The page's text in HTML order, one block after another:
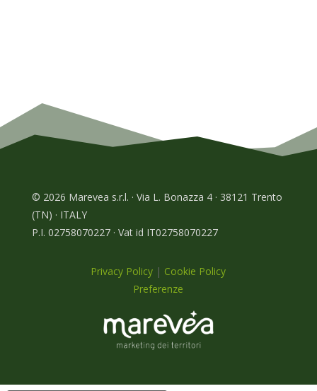
© 2026 Marevea s.r.l. · Via L. Bonazza 4 · 38121 Trento
(TN) · ITALY
P.I. 02758070227 · Vat id IT02758070227
Privacy Policy | Cookie Policy
Preferenze